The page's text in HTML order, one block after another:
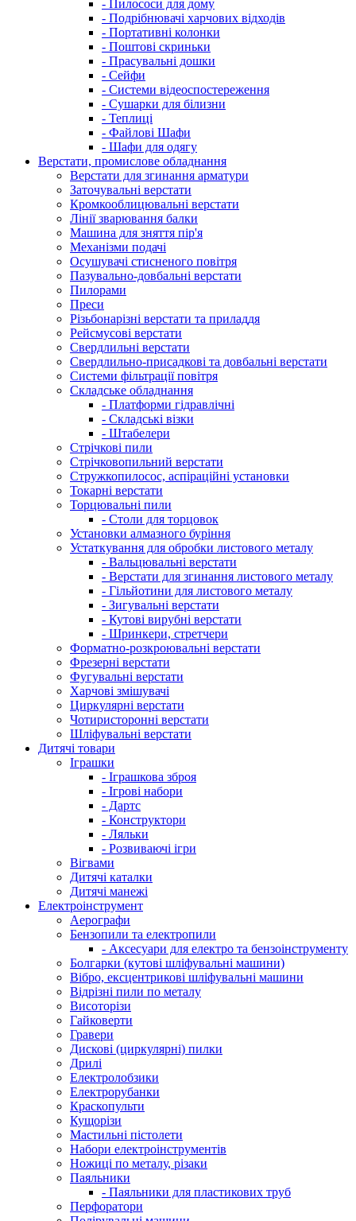
- Пилососи для дому
- Подрібнювачі харчових відходів
- Портативні колонки
- Поштові скриньки
- Прасувальні дошки
- Сейфи
- Системи відеоспостереження
- Сушарки для білизни
- Теплиці
- Файлові Шафи
- Шафи для одягу
Верстати, промислове обладнання
Верстати для згинання арматури
Заточувальні верстати
Кромкооблицювальні верстати
Лінії зварювання балки
Машина для зняття пір'я
Механізми подачі
Осушувачі стисненого повітря
Пазувально-довбальні верстати
Пилорами
Преси
Різьбонарізні верстати та приладдя
Рейсмусові верстати
Свердлильні верстати
Свердлильно-присадкові та довбальні верстати
Системи фільтрації повітря
Складське обладнання
- Платформи гідравлічні
- Складські візки
- Штабелери
Стрічкові пили
Стрічковопильний верстати
Стружкопилосос, аспіраційні установки
Токарні верстати
Торцювальні пили
- Столи для торцовок
Установки алмазного буріння
Устаткування для обробки листового металу
- Вальцювальні верстати
- Верстати для згинання листового металу
- Гільйотини для листового металу
- Зигувальні верстати
- Кутові вирубні верстати
- Шринкери, стретчери
Форматно-розкроювальні верстати
Фрезерні верстати
Фугувальні верстати
Харчові змішувачі
Циркулярні верстати
Чотиристоронні верстати
Шліфувальні верстати
Дитячі товари
Іграшки
- Іграшкова зброя
- Ігрові набори
- Дартс
- Конструктори
- Ляльки
- Розвиваючі ігри
Вігвами
Дитячі каталки
Дитячі манежі
Електроінструмент
Аерографи
Бензопили та електропили
- Аксесуари для електро та бензоінструменту
Болгарки (кутові шліфувальні машини)
Вібро, ексцентрикові шліфувальні машини
Відрізні пили по металу
Висоторізи
Гайковерти
Гравери
Дискові (циркулярні) пилки
Дрилі
Електролобзики
Електрорубанки
Краскопульти
Кущорізи
Мастильні пістолети
Набори електроінструментів
Ножиці по металу, різаки
Паяльники
- Паяльники для пластикових труб
Перфоратори